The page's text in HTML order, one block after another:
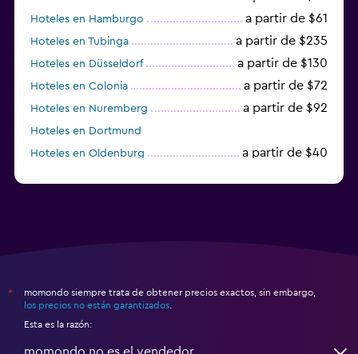
Hoteles en Hamburgo a partir de $61
Hoteles en Tubinga a partir de $235
Hoteles en Düsseldorf a partir de $130
Hoteles en Colonia a partir de $72
Hoteles en Nuremberg a partir de $92
Hoteles en Dortmund
Hoteles en Oldenburg
a partir de $40
*
momondo siempre trata de obtener precios exactos, sin embargo,
los precios no están garantizados
Esta es la razón: